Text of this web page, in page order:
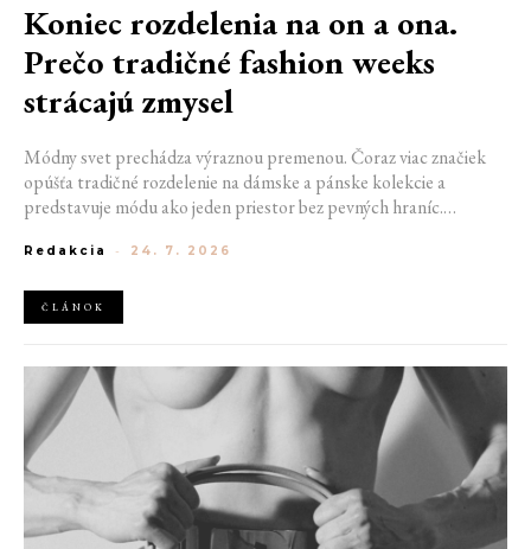
Koniec rozdelenia na on a ona.
Prečo tradičné fashion weeks
strácajú zmysel
Módny svet prechádza výraznou premenou. Čoraz viac značiek
opúšťa tradičné rozdelenie na dámske a pánske kolekcie a
predstavuje módu ako jeden priestor bez pevných hraníc.
udržateľnosť naznačujú, že klasické týždne módy môžu čoskoro
Redakcia - 24. 7. 2026
ČLÁNOK